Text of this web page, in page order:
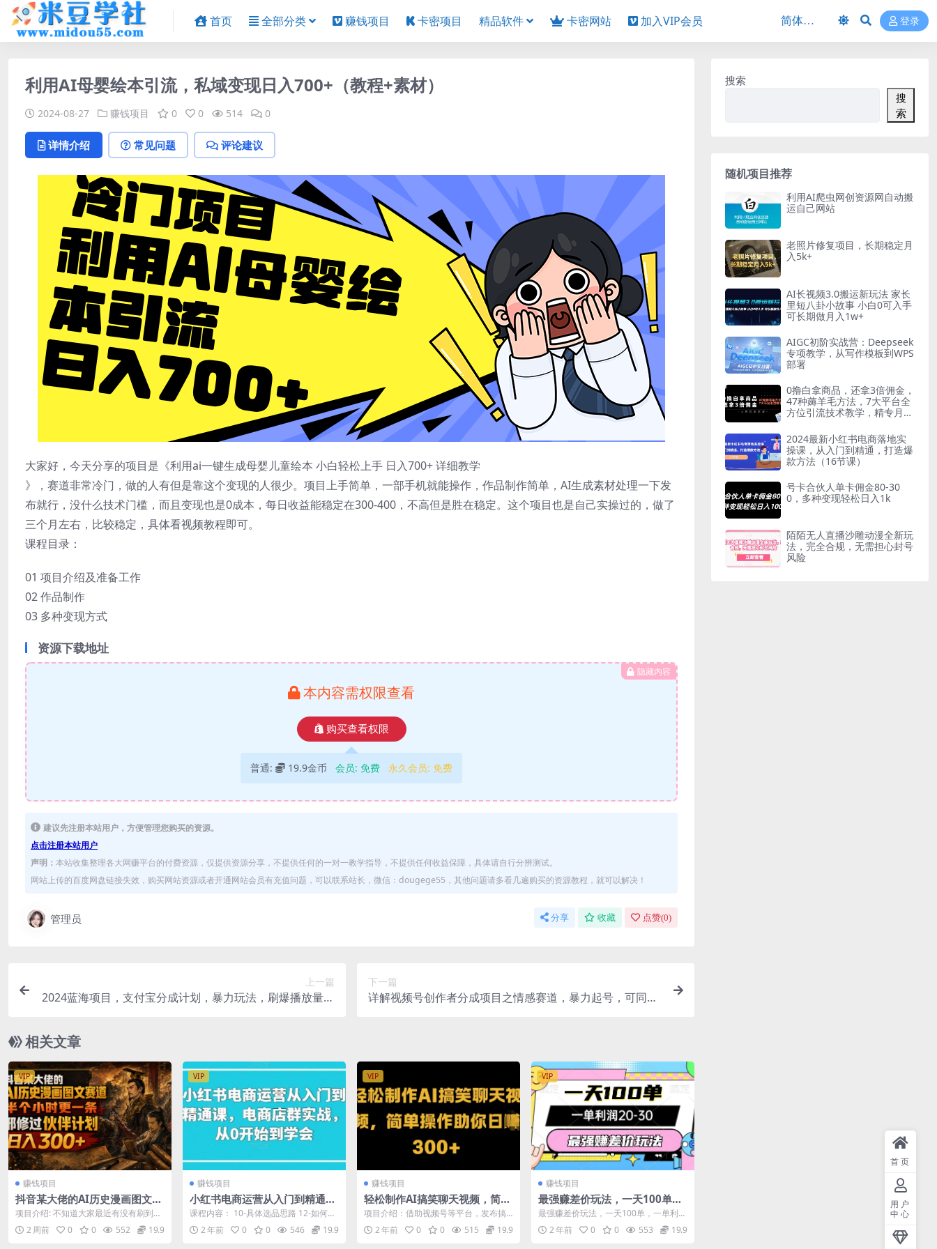
首页 全部分类 赚钱项目 卡密项目 精品软件 卡密网站 加入VIP会员 登录
利用AI母婴绘本引流，私域变现日入700+（教程+素材）
2024-08-27 赚钱项目 0 0 514 0
详情介绍 常见问题 评论建议
大家好，今天分享的项目是《利用ai一键生成母婴儿童绘本 小白轻松上手 日入700+ 详细教学
》，赛道非常冷门，做的人有但是靠这个变现的人很少。项目上手简单，一部手机就能操作，作品制作简单，AI生成素材处理一下发
布就行，没什么技术门槛，而且变现也是0成本，每日收益能稳定在300-400，不高但是胜在稳定。这个项目也是自己实操过的，做了
三个月左右，比较稳定，具体看视频教程即可。
课程目录：
01 项目介绍及准备工作
02 作品制作
03 多种变现方式
资源下载地址
隐藏内容
本内容需权限查看
购买查看权限
普通: 19.9金币 会员: 免费 永久会员: 免费
建议先注册本站用户，方便管理您购买的资源。
点击注册本站用户
声明： 本站收集整理各大网赚平台的付费资源，仅提供资源分享，不提供任何的一对一教学指导，不提供任何收益保障，具体请自行分辨测试。
网站上传的百度网盘链接失效，购买网站资源或者开通网站会员有充值问题，可以联系站长，微信：dougege55，其他问题请多看几遍购买的资源教程，就可以解决！
管理员 分享 收藏 点赞(0)
上一篇
2024蓝海项目，支付宝分成计划，暴力玩法，刷爆播放量，
下一篇
详解视频号创作者分成项目之情感赛道，暴力起号，可同步
相关文章
VIP
赚钱项目
抖音某大佬的AI历史漫画图文赛
道，半个小时更一条，邪修过伙
伴计划，日入300+
项目介绍: 不知道大家最近有没有刷到这
类历史漫画图文，流量超级牛，篇篇爆
款，靠伙...
2 周前 0 0 552 19.9
VIP
赚钱项目
小红书电商运营从入门到精通
课，电商店群实战，从0开始到
学会
课程内容： 10-具体选品思路 12-如何规
避笔记违规风险 14-客服系统的具体...
2 年前 0 0 546 19.9
VIP
赚钱项目
轻松制作AI搞笑聊天视频，简单
操作助你日入300+
项目介绍：借助视频号等平台，发布搞
笑类、情感类聊天记录，并配上令人捧
腹大笑或引人...
2 年前 0 0 515 19.9
VIP
赚钱项目
最强赚差价玩法，一天100单，
一单利润20-30，只要做就能
赚，简单无套路
最强赚差价玩法，一天100单，一单利润
20-30，只要做就能赚，简单无套路 资
源...2 年前 0 0 553 19.9
搜索
搜
索
随机项目推荐
利用AI爬虫网创资源网自动搬
运自己网站
老照片修复项目，长期稳定月
入5k+
AI长视频3.0搬运新玩法 家长
里短八卦小故事 小白0可入手
可长期做月入1w+
AIGC初阶实战营：Deepseek
专项教学，从写作模板到WPS
部署
0撸白拿商品，还拿3倍佣金，
47种薅羊毛方法，7大平台全
方位引流技术教学，精专月入
2024最新小红书电商落地实
操课，从入门到精通，打造爆
款方法（16节课）
号卡合伙人单卡佣金80-30
0，多种变现轻松日入1k
陌陌无人直播沙雕动漫全新玩
法，完全合规，无需担心封号
风险
首页
用户
中心